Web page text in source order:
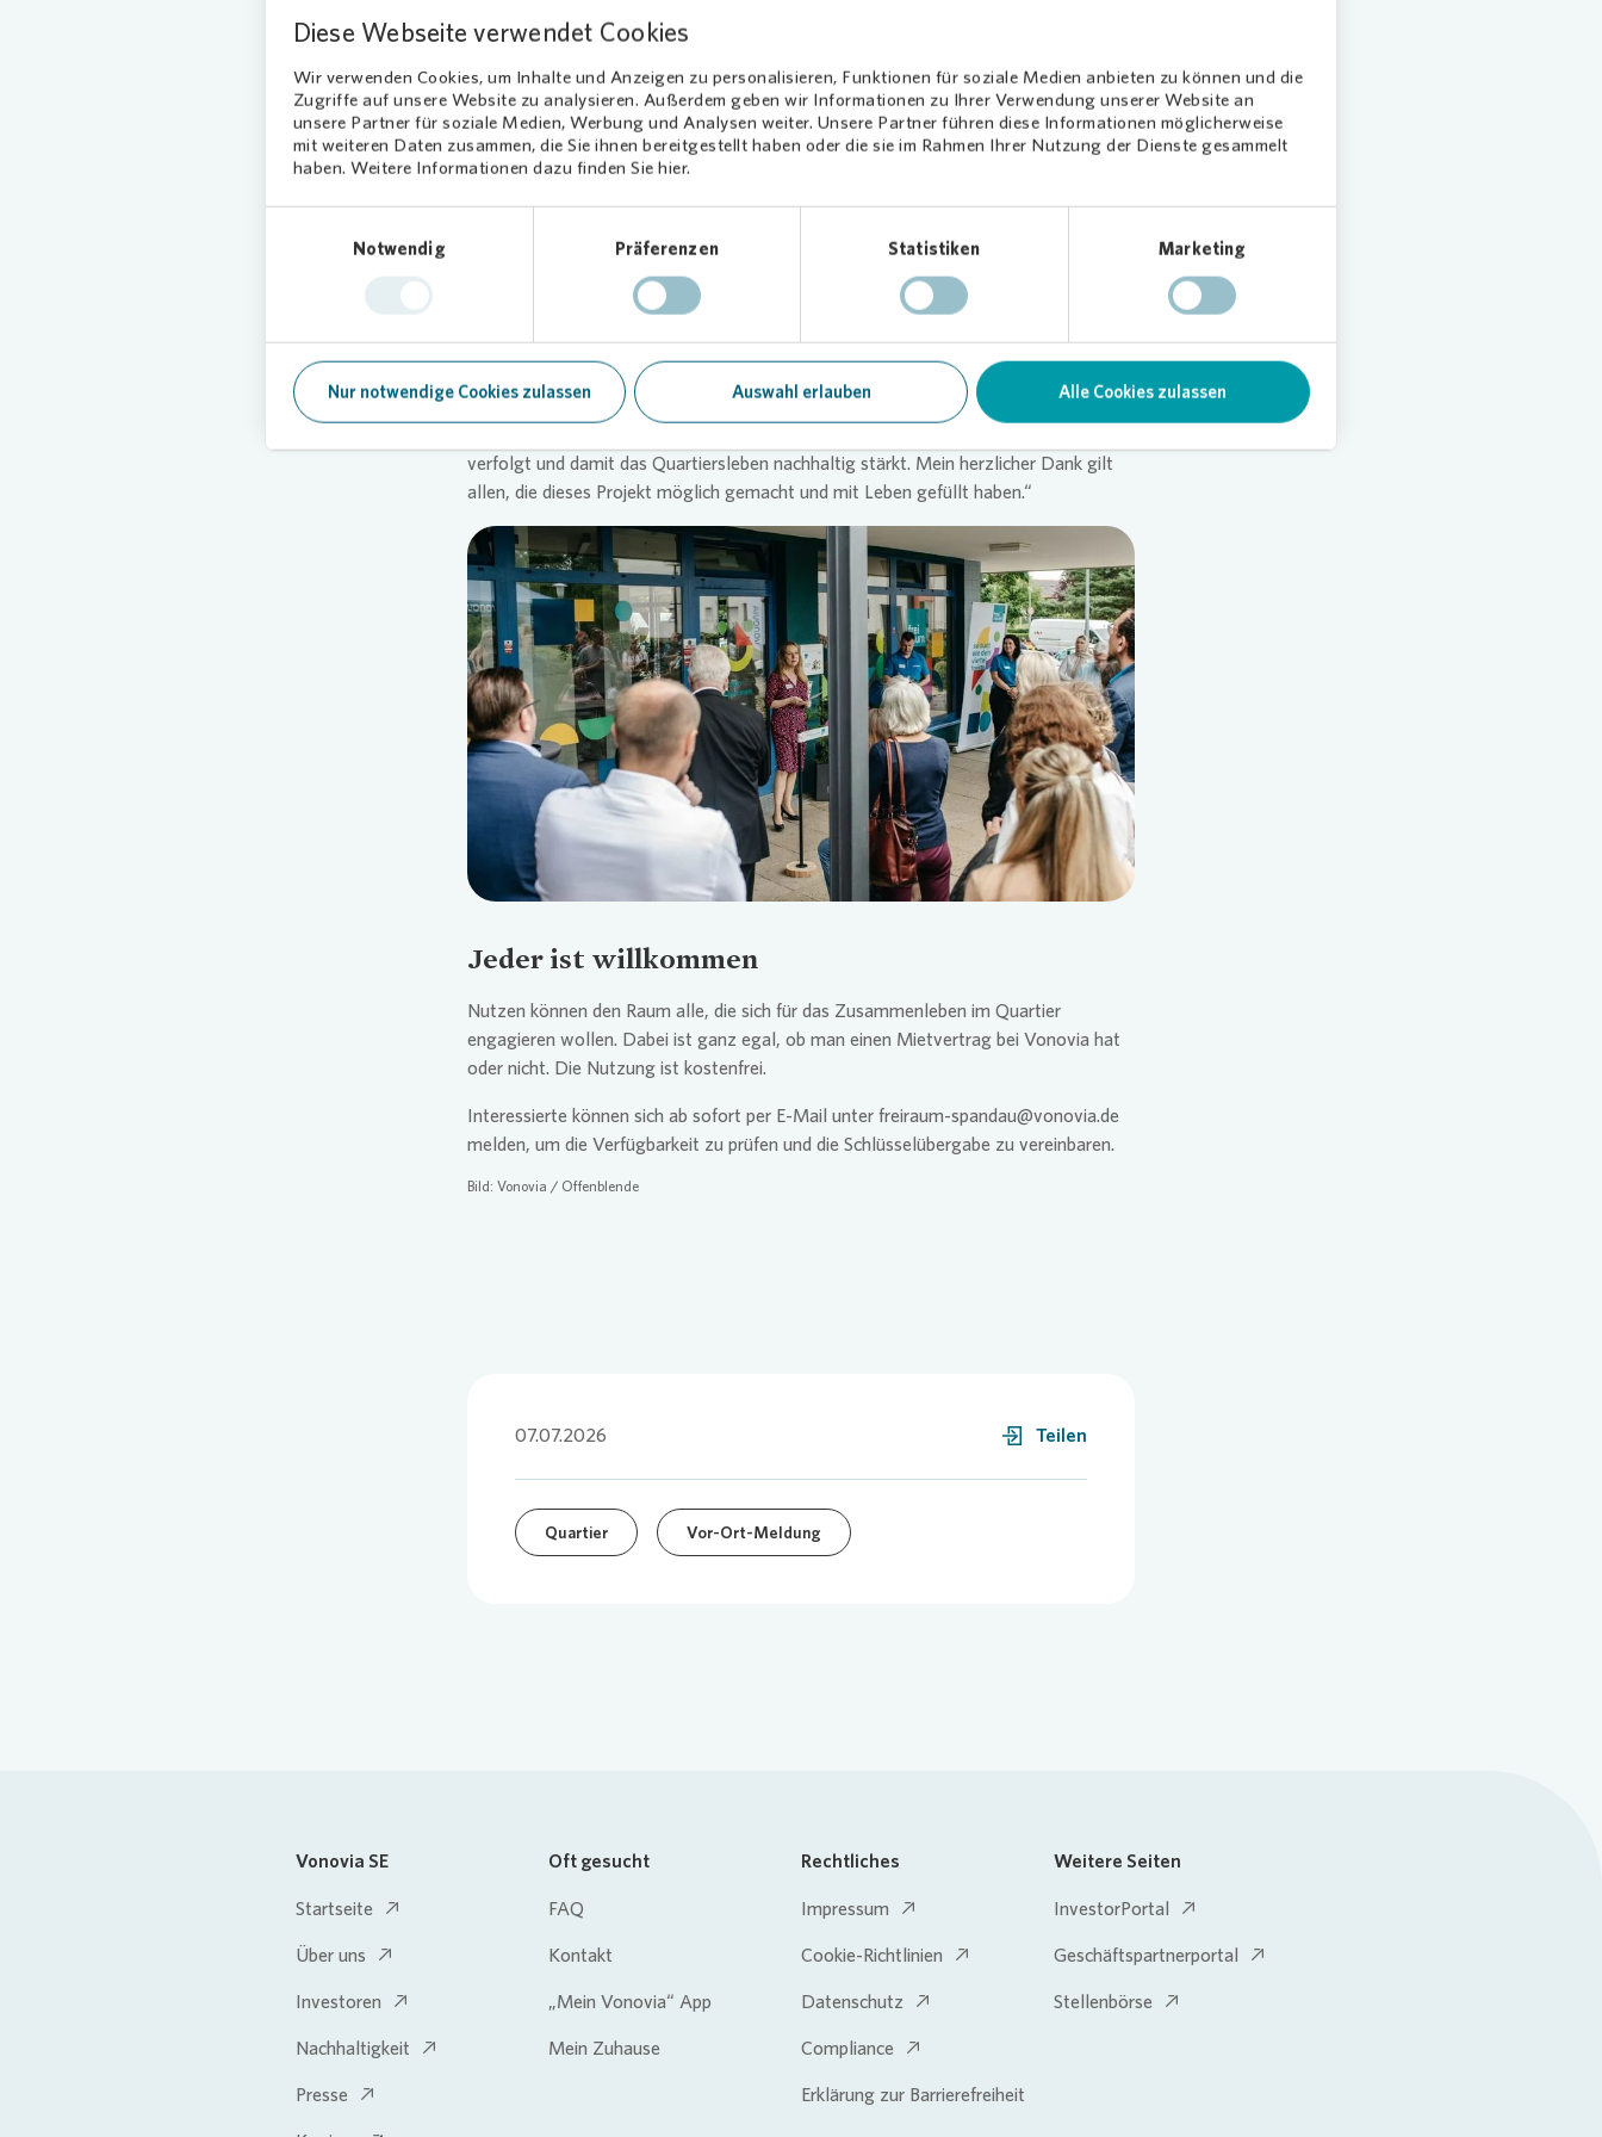
Diese Webseite verwendet Cookies
Wir verwenden Cookies, um Inhalte und Anzeigen zu personalisieren, Funktionen für soziale Medien anbieten zu können und die
Zugriffe auf unsere Website zu analysieren. Außerdem geben wir Informationen zu Ihrer Verwendung unserer Website an
unsere Partner für soziale Medien, Werbung und Analysen weiter. Unsere Partner führen diese Informationen möglicherweise
mit weiteren Daten zusammen, die Sie ihnen bereitgestellt haben oder die sie im Rahmen Ihrer Nutzung der Dienste gesammelt
haben. Weitere Informationen dazu finden Sie hier.
Notwendig
Präferenzen Statistiken Marketing
Nur notwendige Cookies zulassen Auswahl erlauben Alle Cookies zulassen
Erstnutzerinnen und Erstnutzer mit Vertreterinnen und Vertretern aus Politik und
Gesellschaft zusammen. Das große Interesse der etwa 70 Gäste zeigt, wie wichtig
Orte für Begegnung und gemeinschaftliches Engagement im Stadtteil sind.
zu Gast war. „Der ‘freiraum’ ist eine Bereicherung für das Falkenhagener Feld und für
ganz Spandau”, betonte er in seinem Grußwort. „Hier können Menschen
miteinander ins Gespräch kommen, sich einbringen und das Leben in ihrer
Nachbarschaft aktiv mitgestalten. Solche Orte sind wichtig für eine lebendige
„Gesellschaftlicher Zusammenhalt beginnt immer vor der eigenen Haustür,”
unterstrich Bezirksstadtrat Gregor Kempert, der ebenfalls bei der Eröffnung ein
verfolgt und damit das Quartiersleben nachhaltig stärkt. Mein herzlicher Dank gilt
allen, die dieses Projekt möglich gemacht und mit Leben gefüllt haben.“
Loading...
Jeder ist willkommen
Nutzen können den Raum alle, die sich für das Zusammenleben im Quartier
engagieren wollen. Dabei ist ganz egal, ob man einen Mietvertrag bei Vonovia hat
oder nicht. Die Nutzung ist kostenfrei.
Interessierte können sich ab sofort per E-Mail unter freiraum-spandau@vonovia.de
melden, um die Verfügbarkeit zu prüfen und die Schlüsselübergabe zu vereinbaren.
Bild: Vonovia / Offenblende
07.07.2026 Teilen
Quartier Vor-Ort-Meldung
Vonovia SE
Startseite
Über uns
Investoren
Nachhaltigkeit
Presse
Oft gesucht
FAQ
Kontakt
„Mein Vonovia“ App
Mein Zuhause
Rechtliches
Impressum
Cookie-Richtlinien
Datenschutz
Compliance
Erklärung zur Barrierefreiheit
Weitere Seiten
InvestorPortal
Geschäftspartnerportal
Stellenbörse